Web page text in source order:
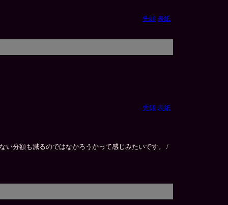
先頭 表紙
先頭 表紙
い分額も減るのではなかろうかって感じみたいです。 /